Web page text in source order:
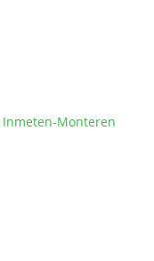
Inmeten-Monteren